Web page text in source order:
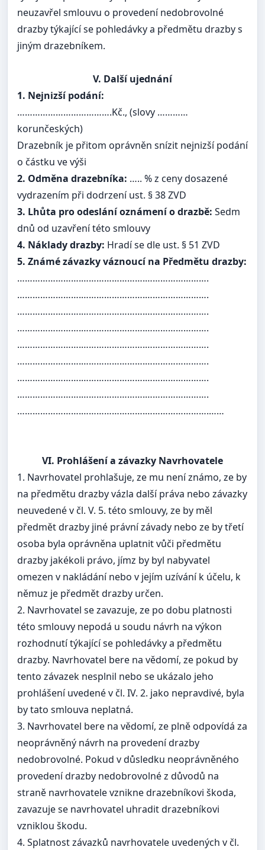
neuzavřel smlouvu o provedení nedobrovolné
drazby týkající se pohledávky a předmětu drazby s
jiným drazebníkem.
V. Další ujednání
1. Nejnizší podání:
……………………………….Kč., (slovy …………
korunčeských)
Drazebník je přitom oprávněn snízit nejnizší podání
o částku ve výši
2. Odměna drazebníka: ….. % z ceny dosazené
vydrazením při dodrzení ust. § 38 ZVD
3. Lhůta pro odeslání oznámení o drazbě: Sedm
dnů od uzavření této smlouvy
4. Náklady drazby: Hradí se dle ust. § 51 ZVD
5. Známé závazky váznoucí na Předmětu drazby:
…………………….…………………….…………………….
…………………….…………………….…………………….
…………………….…………………….…………………….
…………………….…………………….…………………….
…………………….…………………….…………………….
…………………….…………………….…………………….
…………………….…………………….…………………….
…………………….…………………….…………………….
…………………….…………………….…………………….……
VI. Prohlášení a závazky Navrhovatele
1. Navrhovatel prohlašuje, ze mu není známo, ze by
na předmětu drazby vázla další práva nebo závazky
neuvedené v čl. V. 5. této smlouvy, ze by měl
předmět drazby jiné právní závady nebo ze by třetí
osoba byla oprávněna uplatnit vůči předmětu
drazby jakékoli právo, jímz by byl nabyvatel
omezen v nakládání nebo v jejím uzívání k účelu, k
němuz je předmět drazby určen.
2. Navrhovatel se zavazuje, ze po dobu platnosti
této smlouvy nepodá u soudu návrh na výkon
rozhodnutí týkající se pohledávky a předmětu
drazby. Navrhovatel bere na vědomí, ze pokud by
tento závazek nesplnil nebo se ukázalo jeho
prohlášení uvedené v čl. IV. 2. jako nepravdivé, byla
by tato smlouva neplatná.
3. Navrhovatel bere na vědomí, ze plně odpovídá za
neoprávněný návrh na provedení drazby
nedobrovolné. Pokud v důsledku neoprávněného
provedení drazby nedobrovolné z důvodů na
straně navrhovatele vznikne drazebníkovi škoda,
zavazuje se navrhovatel uhradit drazebníkovi
vzniklou škodu.
4. Splatnost závazků navrhovatele uvedených v čl.